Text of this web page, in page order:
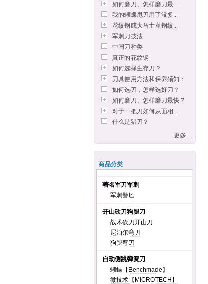
如何磨刀、怎样磨刀最...
我的蝴蝶甩刀用了没多...
花纹钢或大马士革钢纹...
军刺刀技法
中国刀种类
真正的花纹钢
如何选择生存刀？
刀具使用方法和保养须知：
如何选刀，怎样选好刀？
如何磨刀、怎样磨刀最快？
对于一把刀如何从面相...
什么是猎刀？
更多...
商品分类
著名军刀军刺
军刺警匕
开山砍刀狗腿刀
战术砍刀开山刀
尼泊尔弯刀
狗腿弯刀
自动侧跳弹簧刀
蝴蝶【Benchmade】
微技术【MICROTECH】